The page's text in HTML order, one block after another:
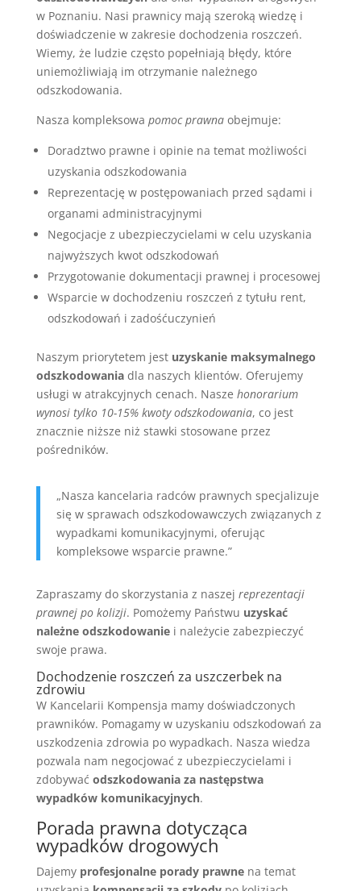
w Poznaniu. Nasi prawnicy mają szeroką wiedzę i
doświadczenie w zakresie dochodzenia roszczeń.
Wiemy, że ludzie często popełniają błędy, które
uniemożliwiają im otrzymanie należnego
odszkodowania.
Nasza kompleksowa pomoc prawnaobejmuje:
Doradztwo prawne i opinie na temat możliwości
uzyskania odszkodowania
Reprezentację w postępowaniach przed sądami i
organami administracyjnymi
Negocjacje z ubezpieczycielami w celu uzyskania
najwyższych kwot odszkodowań
Przygotowanie dokumentacji prawnej i procesowej
Wsparcie w dochodzeniu roszczeń z tytułu rent,
odszkodowań i zadośćuczynień
Naszym priorytetem jest uzyskanie maksymalnego
odszkodowaniadla naszych klientów. Oferujemy
usługi w atrakcyjnych cenach. Nasze honorarium
wynosi tylko 10-15% kwoty odszkodowania, co jest
znacznie niższe niż stawki stosowane przez
pośredników.
„Nasza kancelaria radców prawnych specjalizuje
się w sprawach odszkodowawczych związanych z
wypadkami komunikacyjnymi, oferując
kompleksowe wsparcie prawne.”
Zapraszamy do skorzystania z naszej reprezentacji
prawnej po kolizji. Pomożemy Państwu uzyskać
należne odszkodowaniei należycie zabezpieczyć
swoje prawa.
Dochodzenie roszczeń za uszczerbek na
zdrowiu
W Kancelarii Kompensja mamy doświadczonych
prawników. Pomagamy w uzyskaniu odszkodowań za
uszkodzenia zdrowia po wypadkach. Nasza wiedza
pozwala nam negocjować z ubezpieczycielami i
zdobywać odszkodowania za następstwa
wypadków komunikacyjnych.
Porada prawna dotycząca
wypadków drogowych
Dajemy profesjonalne porady prawnena temat